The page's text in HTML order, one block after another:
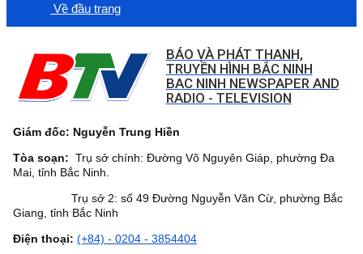
Về đầu trang
BÁO VÀ PHÁT THANH,
TRUYỀN HÌNH BẮC NINH
BAC NINH NEWSPAPER AND
RADIO - TELEVISION
Giám đốc: Nguyễn Trung Hiền
Tòa soạn: Trụ sở chính: Đường Võ Nguyên Giáp, phường Đa
Mai, tỉnh Bắc Ninh.
Trụ sở 2: số 49 Đường Nguyễn Văn Cừ, phường Bắc
Giang, tỉnh Bắc Ninh
Điện thoại: (+84) - 0204 - 3854404